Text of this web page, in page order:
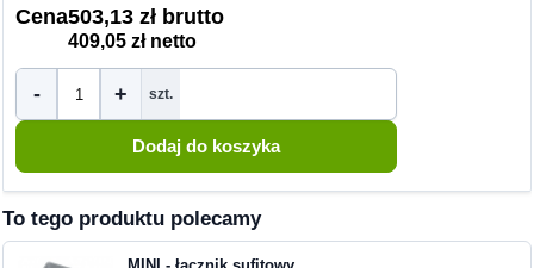
Cena503,13 zł brutto
409,05 zł netto
- + szt.
To tego produktu polecamy